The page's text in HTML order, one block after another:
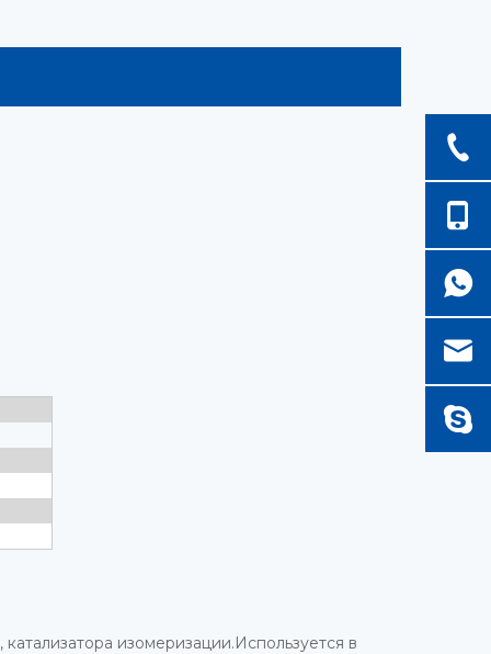
изомеризации.Используется в